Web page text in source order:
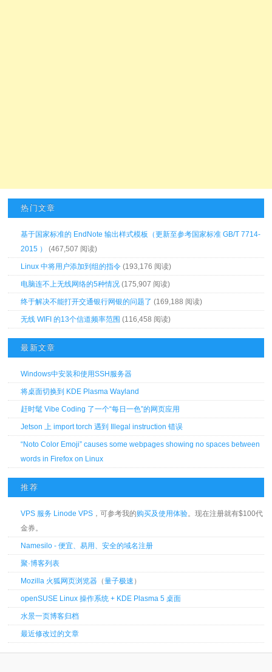
热门文章
基于国家标准的 EndNote 输出样式模板（更新至参考国家标准 GB/T 7714-
2015 ）
(467,507 阅读)
Linux 中将用户添加到组的指令 (193,176 阅读)
电脑连不上无线网络的5种情况 (175,907 阅读)
终于解决不能打开交通银行网银的问题了 (169,188 阅读)
无线 WIFI 的13个信道频率范围 (116,458 阅读)
最新文章
Windows中安装和使用SSH服务器
将桌面切换到 KDE Plasma Wayland
赶时髦 Vibe Coding 了一个“每日一色”的网页应用
Jetson 上 import torch 遇到 Illegal instruction 错误
“Noto Color Emoji” causes some webpages showing no spaces between
words in Firefox on Linux
推荐
VPS 服务 Linode VPS ，可参考我的购买及使用体验。现在注册就有$100代
金券。
Namesilo - 便宜、易用、安全的域名注册
聚·博客列表
Mozilla 火狐网页浏览器 （量子极速 ）
openSUSE Linux 操作系统 + KDE Plasma 5 桌面
水景一页博客归档
最近修改过的文章